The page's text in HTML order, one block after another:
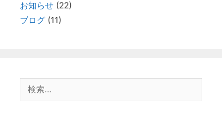
お知らせ (22)
ブログ(11)